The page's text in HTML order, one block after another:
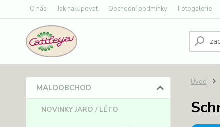
O nás Jak nakupovat Obchodní podmínky Fotogalerie
MALOOBCHOD
NOVINKY JARO / LÉTO
Úvod